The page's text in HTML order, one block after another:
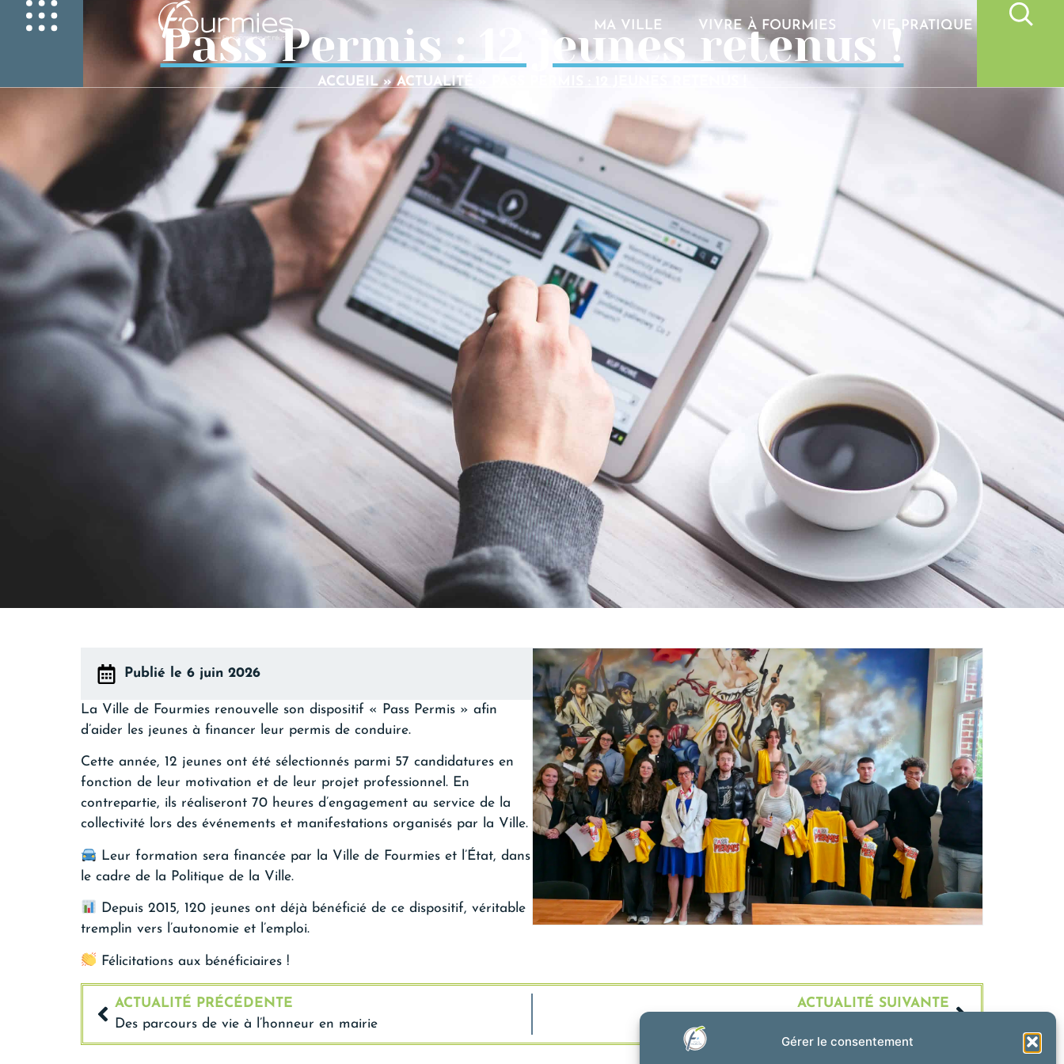
Gérer le consentement
MA VILLE VIVRE À FOURMIES VIE PRATIQUE
Pass Permis : 12 jeunes retenus !
ACCUEIL»ACTUALITÉ
Publié le 6 juin 2026
La Ville de Fourmies renouvelle son dispositif « Pass Permis » afin
d’aider les jeunes à financer leur permis de conduire.
Cette année, 12 jeunes ont été sélectionnés parmi 57 candidatures en
fonction de leur motivation et de leur projet professionnel. En
contrepartie, ils réaliseront 70 heures d’engagement au service de la
collectivité lors des événements et manifestations organisés par la Ville.
Leur formation sera financée par la Ville de Fourmies et l’État, dans
le cadre de la Politique de la Ville.
Depuis 2015, 120 jeunes ont déjà bénéficié de ce dispositif, véritable
tremplin vers l’autonomie et l’emploi.
Félicitations aux bénéficiaires !
ACTUALITÉ PRÉCÉDENTE
Des parcours de vie à l’honneur en mairie
ACTUALITÉ SUIVANTE
Concours Culinaire des Chefs de Fourmies